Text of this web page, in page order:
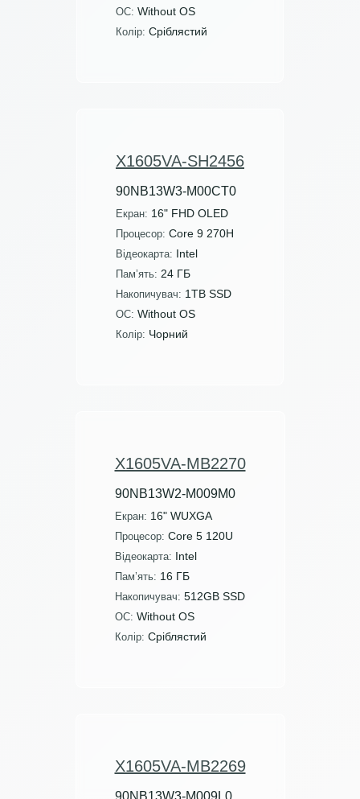
ОС: Without OS
Колір: Сріблястий
X1605VA-SH2456
90NB13W3-M00CT0
Екран: 16" FHD OLED
Процесор: Core 9 270H
Відеокарта: Intel
Пам’ять: 24 ГБ
Накопичувач: 1TB SSD
ОС: Without OS
Колір: Чорний
X1605VA-MB2270
90NB13W2-M009M0
Екран: 16" WUXGA
Процесор: Core 5 120U
Відеокарта: Intel
Пам’ять: 16 ГБ
Накопичувач: 512GB SSD
ОС: Without OS
Колір: Сріблястий
X1605VA-MB2269